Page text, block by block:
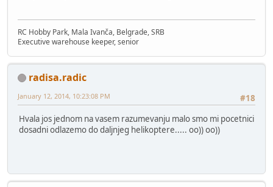
RC Hobby Park, Mala Ivanča, Belgrade, SRB
Executive warehouse keeper, senior
radisa.radic
#18
January 12, 2014, 10:23:08 PM
Hvala jos jednom na vasem razumevanju malo smo mi pocetnici
dosadni odlazemo do daljnjeg helikoptere..... oo)) oo))